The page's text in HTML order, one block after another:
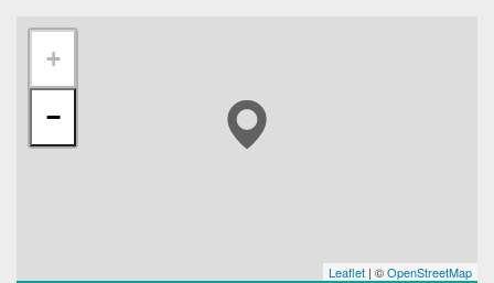
+
−
Leaflet | ©OpenStreetMap